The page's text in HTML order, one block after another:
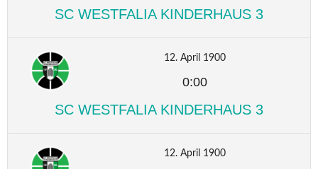
SC WESTFALIA KINDERHAUS 3
12. April 1900
0:00
SC WESTFALIA KINDERHAUS 3
12. April 1900